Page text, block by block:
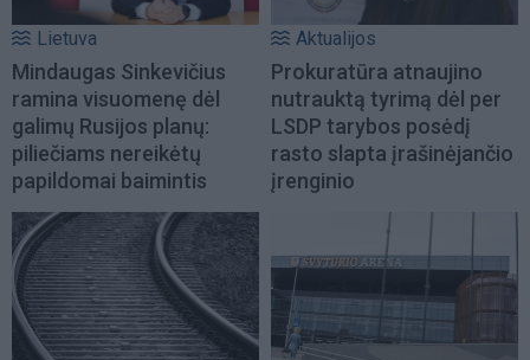
Lietuva
Mindaugas Sinkevičius
ramina visuomenę dėl
galimų Rusijos planų:
piliečiams nereikėtų
papildomai baimintis
Aktualijos
Prokuratūra atnaujino
nutrauktą tyrimą dėl per
LSDP tarybos posėdį
rasto slapta įrašinėjančio
įrenginio